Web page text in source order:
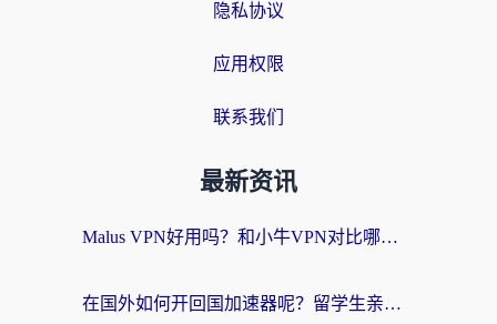
隐私协议
应用权限
联系我们
最新资讯
Malus VPN好用吗？和小牛VPN对比哪个回国效果更好？海外党亲测实用指南
在国外如何开回国加速器呢？留学生亲测的无缝访问国内资源指南